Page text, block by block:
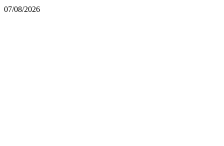
07/08/2026